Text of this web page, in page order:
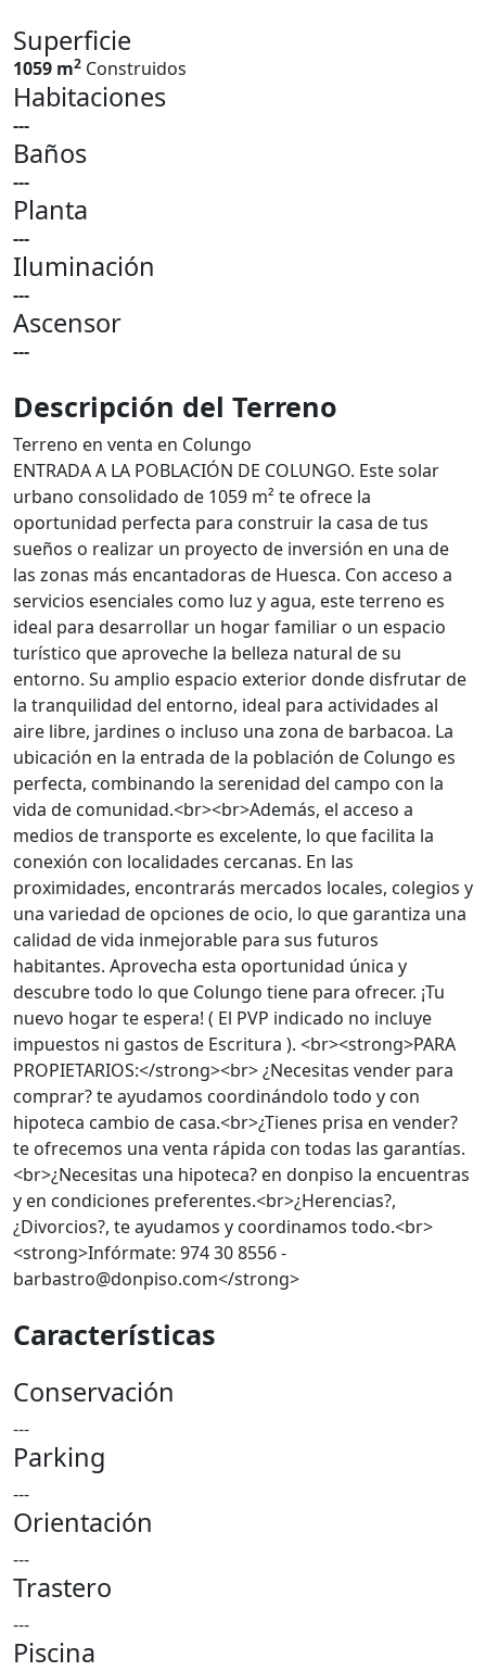
Superficie
1059 m2 Construidos
Habitaciones
---
Baños
---
Planta
---
Iluminación
---
Ascensor
---
Descripción del Terreno
Terreno en venta en Colungo
ENTRADA A LA POBLACIÓN DE COLUNGO. Este solar
urbano consolidado de 1059 m² te ofrece la
oportunidad perfecta para construir la casa de tus
sueños o realizar un proyecto de inversión en una de
las zonas más encantadoras de Huesca. Con acceso a
servicios esenciales como luz y agua, este terreno es
ideal para desarrollar un hogar familiar o un espacio
turístico que aproveche la belleza natural de su
entorno. Su amplio espacio exterior donde disfrutar de
la tranquilidad del entorno, ideal para actividades al
aire libre, jardines o incluso una zona de barbacoa. La
ubicación en la entrada de la población de Colungo es
perfecta, combinando la serenidad del campo con la
vida de comunidad.<br><br>Además, el acceso a
medios de transporte es excelente, lo que facilita la
conexión con localidades cercanas. En las
proximidades, encontrarás mercados locales, colegios y
una variedad de opciones de ocio, lo que garantiza una
calidad de vida inmejorable para sus futuros
habitantes. Aprovecha esta oportunidad única y
descubre todo lo que Colungo tiene para ofrecer. ¡Tu
nuevo hogar te espera! ( El PVP indicado no incluye
impuestos ni gastos de Escritura ). <br><strong>PARA
PROPIETARIOS:</strong><br> ¿Necesitas vender para
comprar? te ayudamos coordinándolo todo y con
hipoteca cambio de casa.<br>¿Tienes prisa en vender?
te ofrecemos una venta rápida con todas las garantías.
<br>¿Necesitas una hipoteca? en donpiso la encuentras
y en condiciones preferentes.<br>¿Herencias?,
¿Divorcios?, te ayudamos y coordinamos todo.<br>
<strong>Infórmate: 974 30 8556 -
barbastro@donpiso.com</strong>
Características
Conservación
---
Parking
---
Orientación
---
Trastero
---
Piscina